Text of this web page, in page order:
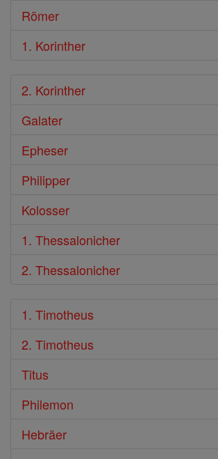
Römer
1. Korinther
2. Korinther
Galater
Epheser
Philipper
Kolosser
1. Thessalonicher
2. Thessalonicher
1. Timotheus
2. Timotheus
Titus
Philemon
Hebräer